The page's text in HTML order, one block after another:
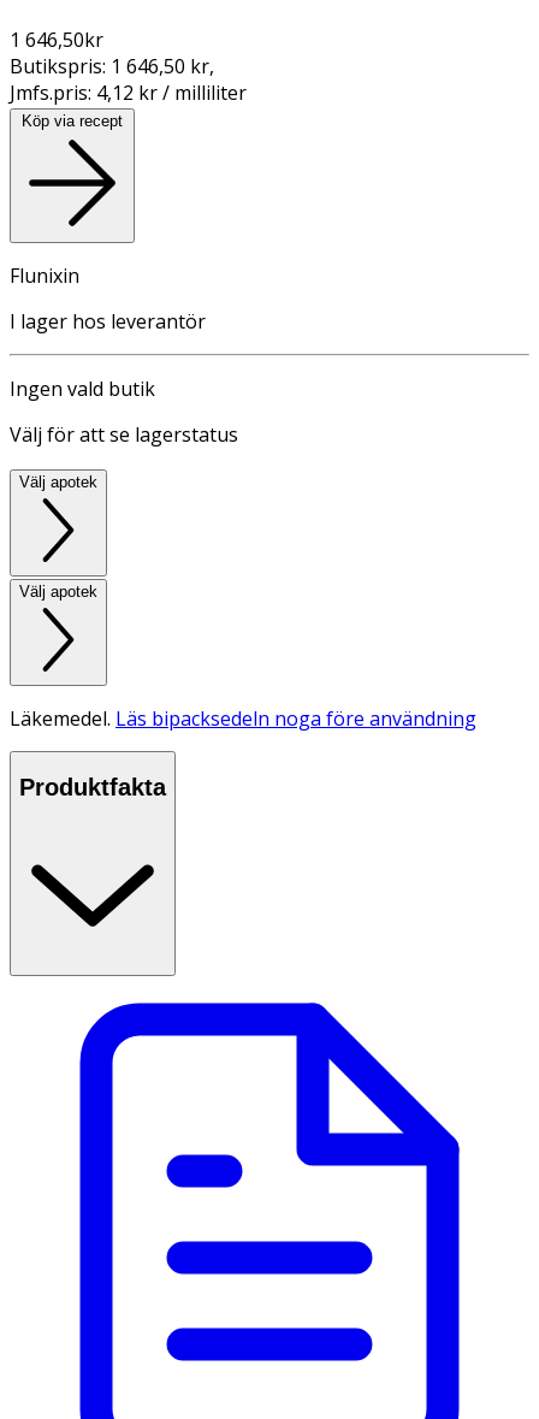
1 646,50kr
Butikspris: 1 646,50 kr,
Jmfs.pris: 4,12 kr / milliliter
Köp via recept
Flunixin
I lager hos leverantör
Ingen vald butik
Välj för att se lagerstatus
Välj apotek
Välj apotek
Läkemedel. Läs bipacksedeln noga före användning
Produktfakta